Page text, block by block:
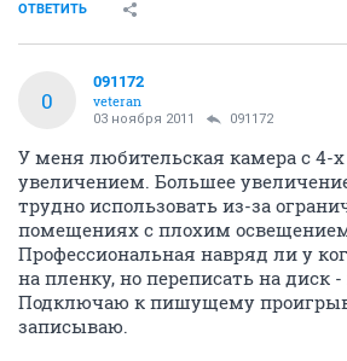
ОТВЕТИТЬ
0
091172
veteran
03 ноября 2011 091172
У меня любительская камера с 4-
увеличением. Большее
трудно использовать из-за
помещениях с плохим
Профессиональная навряд ли у
на пленку, но переписать на диск
Подключаю к пишущему
записываю.